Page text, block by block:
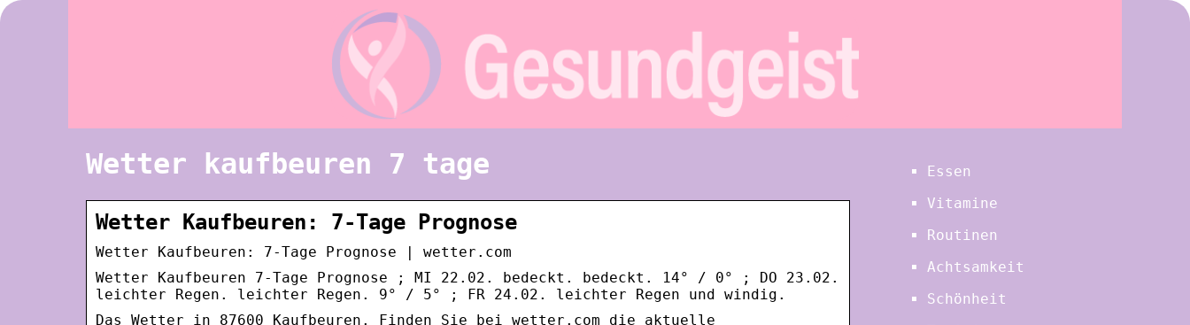
Wetter kaufbeuren 7 tage
Wetter Kaufbeuren: 7-Tage Prognose
Wetter Kaufbeuren: 7-Tage Prognose | wetter.com
Wetter Kaufbeuren 7-Tage Prognose ; MI 22.02. bedeckt. bedeckt. 14° / 0° ; DO 23.02.
leichter Regen. leichter Regen. 9° / 5° ; FR 24.02. leichter Regen und windig.
Das Wetter in 87600 Kaufbeuren. Finden Sie bei wetter.com die aktuelle
Essen
Vitamine
Routinen
Achtsamkeit
Schönheit